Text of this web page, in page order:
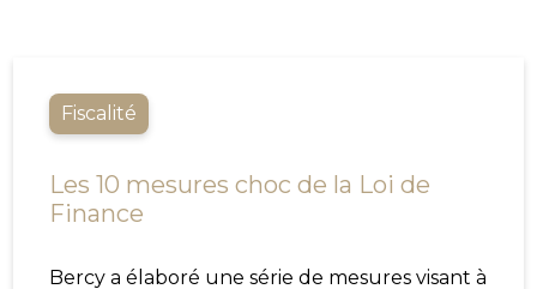
Fiscalité
Les 10 mesures choc de la Loi de
Finance
Bercy a élaboré une série de mesures visant à